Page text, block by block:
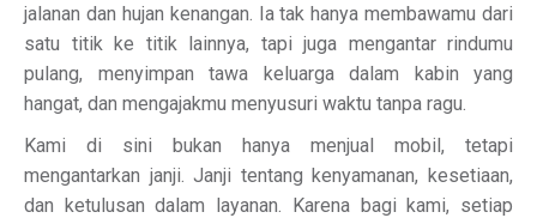
jalanan dan hujan kenangan. Ia tak hanya membawamu dari
satu titik ke titik lainnya, tapi juga mengantar rindumu
pulang, menyimpan tawa keluarga dalam kabin yang
hangat, dan mengajakmu menyusuri waktu tanpa ragu.
Kami di sini bukan hanya menjual mobil, tetapi
mengantarkan janji. Janji tentang kenyamanan, kesetiaan,
dan ketulusan dalam layanan. Karena bagi kami, setiap